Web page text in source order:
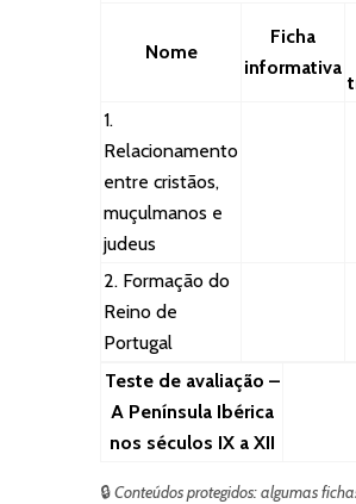
Nome
Ficha
informativa
1.
Relacionamento
entre cristãos,
muçulmanos e
judeus
2. Formação do
Reino de
Portugal
Teste de avaliação –
A Península Ibérica
nos séculos IX a XII
🔒Conteúdos protegidos: algumas